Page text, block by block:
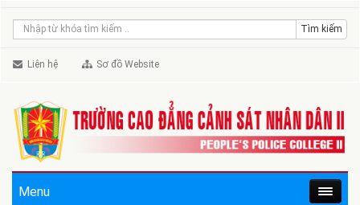
Liên hệ Sơ đồ Website
Menu